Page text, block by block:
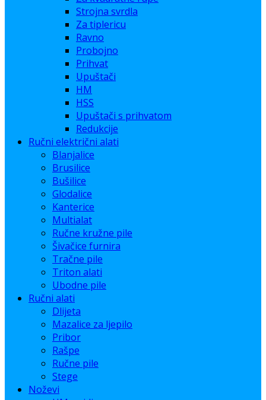
Strojna svrdla
Za tiplericu
Ravno
Probojno
Prihvat
Upuštači
HM
HSS
Upuštači s prihvatom
Redukcije
Ručni električni alati
Blanjalice
Brusilice
Bušilice
Glodalice
Kanterice
Multialat
Ručne kružne pile
Šivačice furnira
Tračne pile
Triton alati
Ubodne pile
Ručni alati
Dlijeta
Mazalice za ljepilo
Pribor
Rašpe
Ručne pile
Stege
Noževi